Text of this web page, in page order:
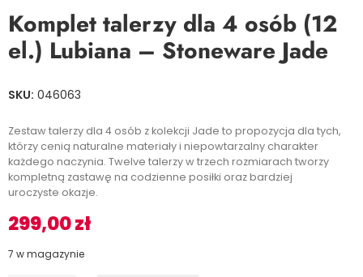
Komplet talerzy dla 4 osób (12
el.) Lubiana – Stoneware Jade
SKU: 046063
Zestaw talerzy dla 4 osób z kolekcji Jade to propozycja dla tych,
którzy cenią naturalne materiały i niepowtarzalny charakter
każdego naczynia. Twelve talerzy w trzech rozmiarach tworzy
kompletną zastawę na codzienne posiłki oraz bardziej
uroczyste okazje.
299,00zł
7 w magazynie